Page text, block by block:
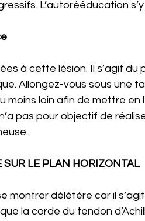
L’autorééducation
à cette lésion. Il s’agit du
Allongez-vous sous une
moins loin afin de mettre
pas pour objectif de
SUR LE PLAN HORIZONTAL
délétère car il s’agit
la corde du tendon